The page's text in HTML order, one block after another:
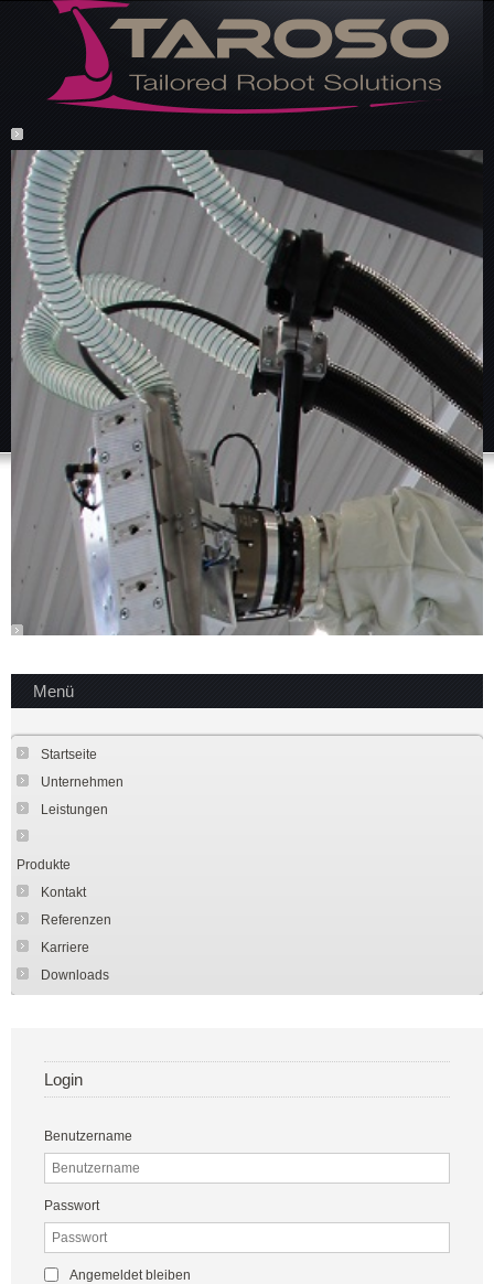
Menü
Startseite
Unternehmen
Leistungen
Produkte
Kontakt
Referenzen
Karriere
Downloads
Login
Benutzername
Passwort
Angemeldet bleiben